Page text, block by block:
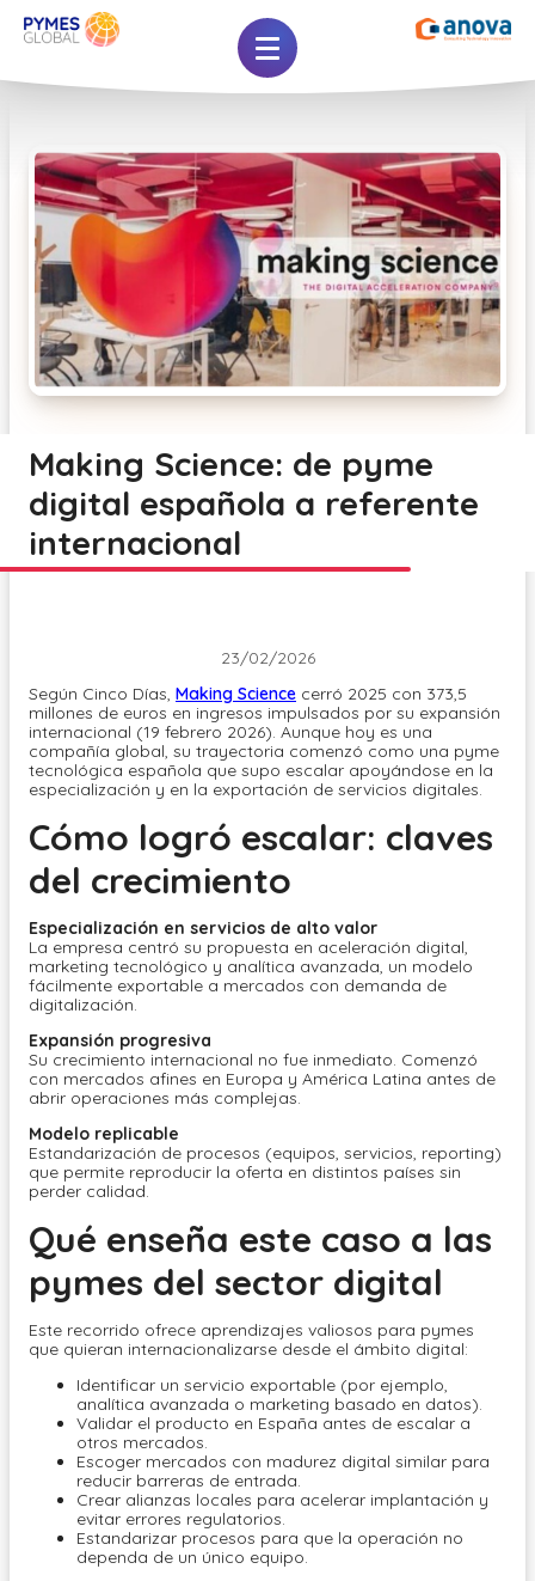
Making Science: de pyme
digital española a referente
internacional
23/02/2026
Según Cinco Días, Making Science cerró 2025 con 373,5
millones de euros en ingresos impulsados por su expansión
internacional (19 febrero 2026). Aunque hoy es una
compañía global, su trayectoria comenzó como una pyme
tecnológica española que supo escalar apoyándose en la
especialización y en la exportación de servicios digitales.
Cómo logró escalar: claves
del crecimiento
Especialización en servicios de alto valor
La empresa centró su propuesta en aceleración digital,
marketing tecnológico y analítica avanzada, un modelo
fácilmente exportable a mercados con demanda de
digitalización.
Expansión progresiva
Su crecimiento internacional no fue inmediato. Comenzó
con mercados afines en Europa y América Latina antes de
abrir operaciones más complejas.
Modelo replicable
Estandarización de procesos (equipos, servicios, reporting)
que permite reproducir la oferta en distintos países sin
perder calidad.
Qué enseña este caso a las
pymes del sector digital
Este recorrido ofrece aprendizajes valiosos para pymes
que quieran internacionalizarse desde el ámbito digital:
Identificar un servicio exportable (por ejemplo,
analítica avanzada o marketing basado en datos).
Validar el producto en España antes de escalar a
otros mercados.
Escoger mercados con madurez digital similar para
reducir barreras de entrada.
Crear alianzas locales para acelerar implantación y
evitar errores regulatorios.
Estandarizar procesos para que la operación no
dependa de un único equipo.